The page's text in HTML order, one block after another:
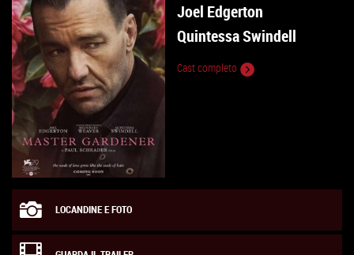
Joel Edgerton
Quintessa Swindell
Cast completo
LOCANDINE E FOTO